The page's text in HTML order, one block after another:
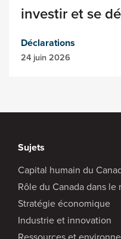
investir et se
Déclarations
24 juin 2026
Sujets
Capital humain du
Rôle du Canada dans le
Stratégie économique
Industrie et innovation